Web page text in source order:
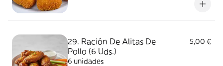
29. Ración De Alitas De
Pollo (6 Uds.)
5,00 €
6 unidades